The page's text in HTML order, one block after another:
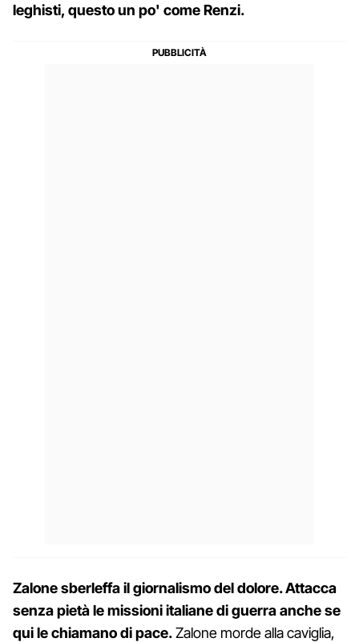
leghisti, questo un po' come Renzi.
Zalone sberleffa il giornalismo del dolore. Attacca
senza pietà le missioni italiane di guerra anche se
qui le chiamano di pace.Zalone morde alla caviglia,